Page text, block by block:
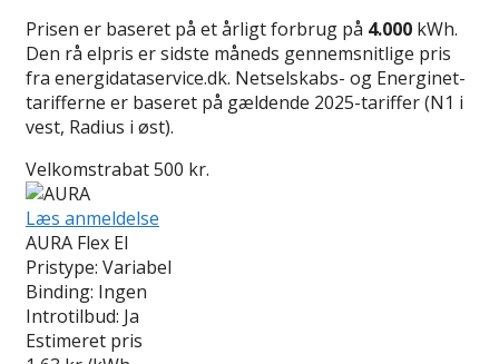
Prisen er baseret på et årligt forbrug på 4.000 kWh.
Den rå elpris er sidste måneds gennemsnitlige pris
fra energidataservice.dk. Netselskabs- og Energinet-
tarifferne er baseret på gældende 2025-tariffer (N1 i
vest, Radius i øst).
Velkomstrabat 500 kr.
Læs anmeldelse
AURA Flex El
Pristype: Variabel
Binding: Ingen
Introtilbud: Ja
Estimeret pris